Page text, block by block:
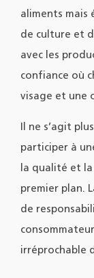
aliments mais
de culture et
avec les
confiance où
visage et une
Il ne s’agit
participer à
la qualité et
premier plan.
de
irréprochable